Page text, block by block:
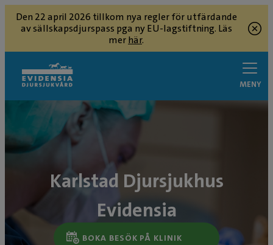
Den 22 april 2026 tillkom nya regler för utfärdande
av sällskapsdjurspass pga ny EU-lagstiftning. Läs
merhär.
MENY
Karlstad Djursjukhus
Evidensia
BOKA BESÖK PÅ KLINIK